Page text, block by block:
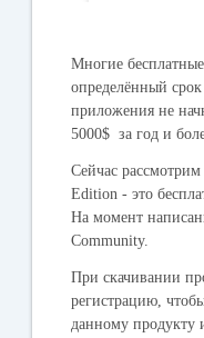
Многие
определённый
приложения не
5000$ за год и
Сейчас
Edition - это
На момент
Community.
При скачивании
регистрацию,
данному продукту